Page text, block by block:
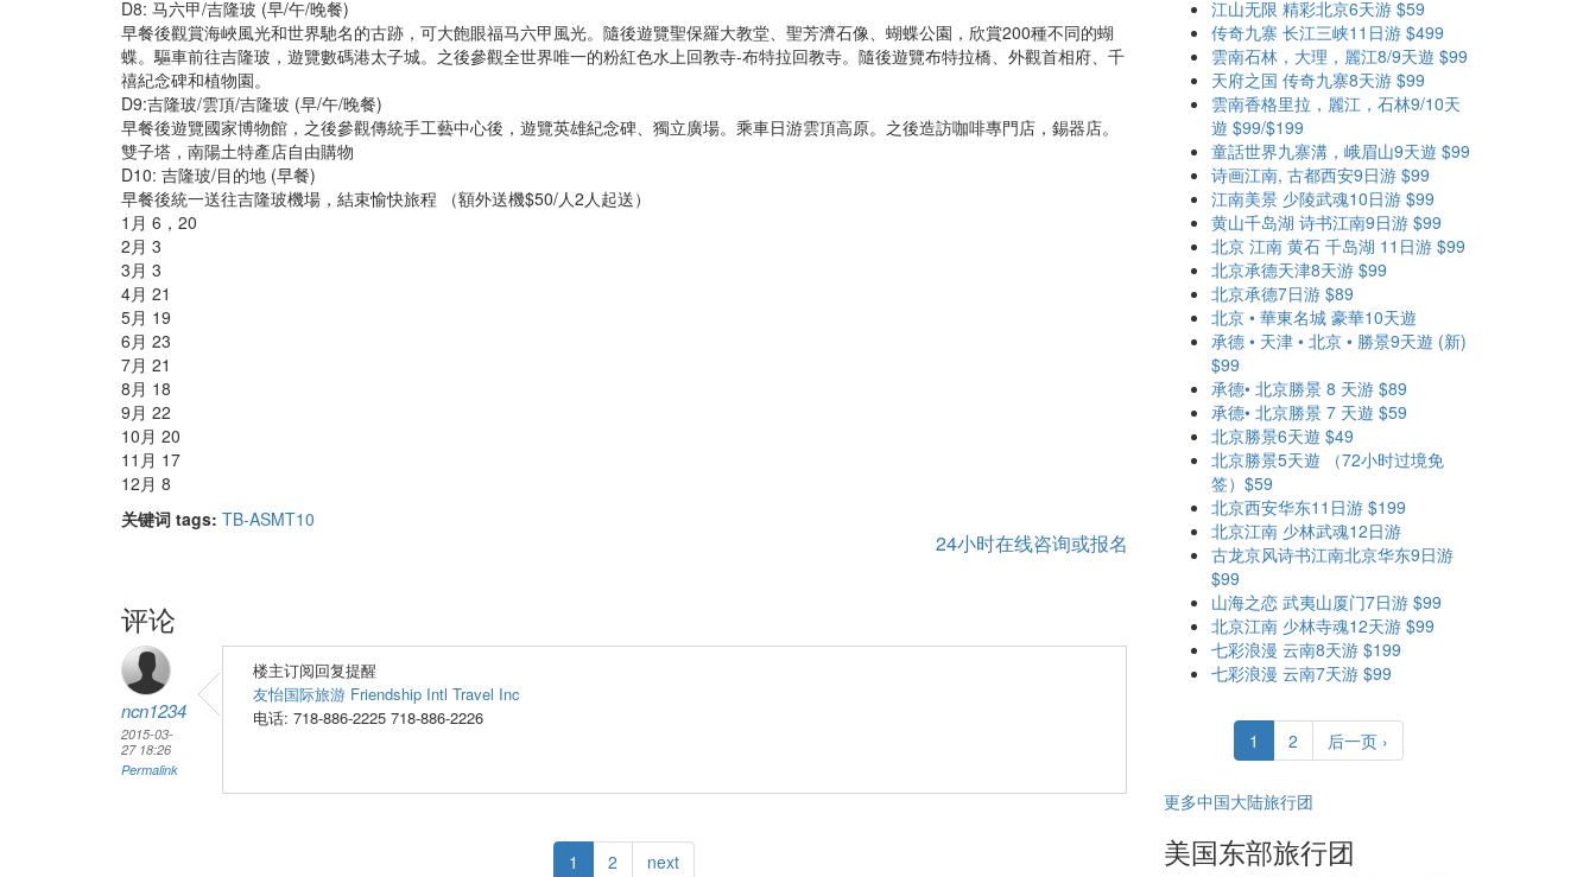
D8: 马六甲/吉隆玻 (早/午/晚餐)
早餐後觀賞海峽風光和世界馳名的古跡，可大飽眼福马六甲風光。隨後遊覽聖保羅大教堂、聖芳濟石像、蝴蝶公園，欣賞200種不同的蝴
蝶。驅車前往吉隆玻，遊覽數碼港太子城。之後參觀全世界唯一的粉紅色水上回教寺-布特拉回教寺。隨後遊覽布特拉橋、外觀首相府、千
禧紀念碑和植物園。
D9:吉隆玻/雲頂/吉隆玻 (早/午/晚餐)
早餐後遊覽國家博物館，之後參觀傳統手工藝中心後，遊覽英雄紀念碑、獨立廣場。乘車日游雲頂高原。之後造訪咖啡專門店，錫器店。
雙子塔，南陽土特產店自由購物
D10: 吉隆玻/目的地 (早餐)
早餐後統一送往吉隆玻機場，結束愉快旅程 （額外送機$50/人2人起送）
1月 6，20
2月 3
3月 3
4月 21
5月 19
6月 23
7月 21
8月 18
9月 22
10月 20
11月 17
12月 8
关键词 tags: TB-ASMT10
24小时在线咨询或报名
评论
ncn1234
2015-03-
27 18:26
Permalink
楼主订阅回复提醒
友怡国际旅游 Friendship Intl Travel Inc
电话: 718-886-2225 718-886-2226
1 2 next
江山无限 精彩北京6天游 $59
传奇九寨 长江三峡11日游 $499
雲南石林，大理，麗江8/9天遊 $99
天府之国 传奇九寨8天游 $99
雲南香格里拉，麗江，石林9/10天
遊 $99/$199
童話世界九寨溝，峨眉山9天遊 $99
诗画江南, 古都西安9日游 $99
江南美景 少陵武魂10日游 $99
黄山千岛湖 诗书江南9日游 $99
北京 江南 黄石 千岛湖 11日游 $99
北京承德天津8天游 $99
北京承德7日游 $89
北京 • 華東名城 豪華10天遊
承德 • 天津 • 北京 • 勝景9天遊 (新)
$99
承德• 北京勝景 8 天游 $89
承德• 北京勝景 7 天遊 $59
北京勝景6天遊 $49
北京勝景5天遊 （72小时过境免
签）$59
北京西安华东11日游 $199
北京江南 少林武魂12日游
古龙京风诗书江南北京华东9日游
$99
山海之恋 武夷山厦门7日游 $99
北京江南 少林寺魂12天游 $99
七彩浪漫 云南8天游 $199
七彩浪漫 云南7天游 $99
1 2 后一页 ›
更多中国大陆旅行团
美国东部旅行团